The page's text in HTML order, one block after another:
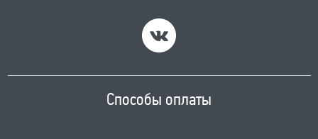
Способы оплаты